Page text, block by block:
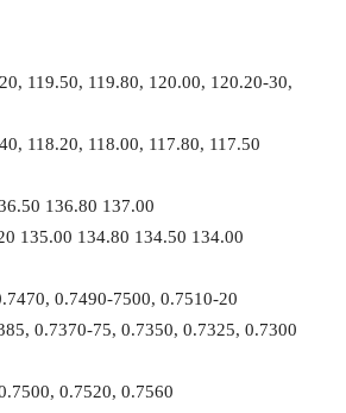
119.50, 119.80, 120.00, 120.20-30,
118.20, 118.00, 117.80, 117.50
136.80 137.00
135.00 134.80 134.50 134.00
0.7490-7500, 0.7510-20
0.7370-75, 0.7350, 0.7325, 0.7300
0.7520, 0.7560